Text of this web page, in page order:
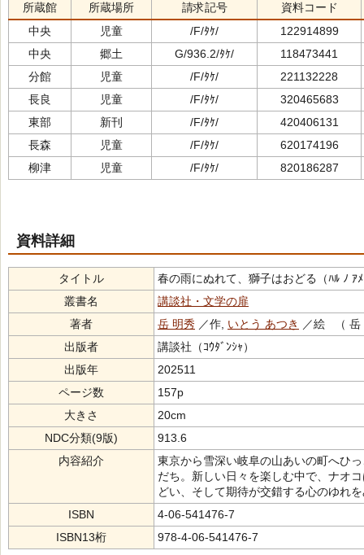
所蔵館 所蔵場所 請求記号
資料コード
中央
児童 /F/ﾀｹ/
122914899
中央
郷土 G/936.2/ﾀｹ/
118473441
分館
児童 /F/ﾀｹ/
221132228
長良
児童 /F/ﾀｹ/
320465683
東部
新刊 /F/ﾀｹ/
420406131
長森
児童 /F/ﾀｹ/
620174196
柳津
児童 /F/ﾀｹ/ 820186287
資料詳細
タイトル
春の雨にぬれて、獅子はおどる（ﾊﾙ ﾉ ｱﾒ
叢書名
講談社・文学の扉
著者
岳 明秀 ／作, いとう あつき
／絵 （ 岳
出版者
講談社（ｺｳﾀﾞﾝｼｬ）
出版年
202511
ページ数
157p
大きさ
20cm
NDC分類(9版)
913.6
内容紹介
東京から雪深い岐阜の山あいの町へひ
だち。新しい日々を楽しむ中で、ナオ
どい、そして期待が交錯する心のゆれ
ISBN
4-06-541476-7
ISBN13桁
978-4-06-541476-7